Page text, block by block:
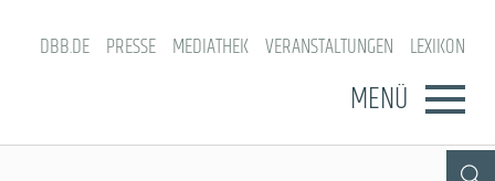
DBB.DE PRESSE MEDIATHEK VERANSTALTUNGEN LEXIKON
MENÜ